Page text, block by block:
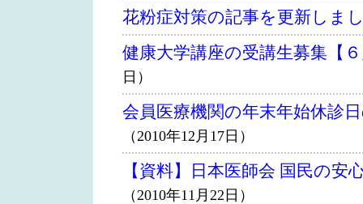
花粉症対策の記事を更新しま
健康大学講座の受講生募集【
日）
会員医療機関の年末年始休診
（2010年12月17日）
【資料】日本医師会 国民の安
（2010年11月22日）